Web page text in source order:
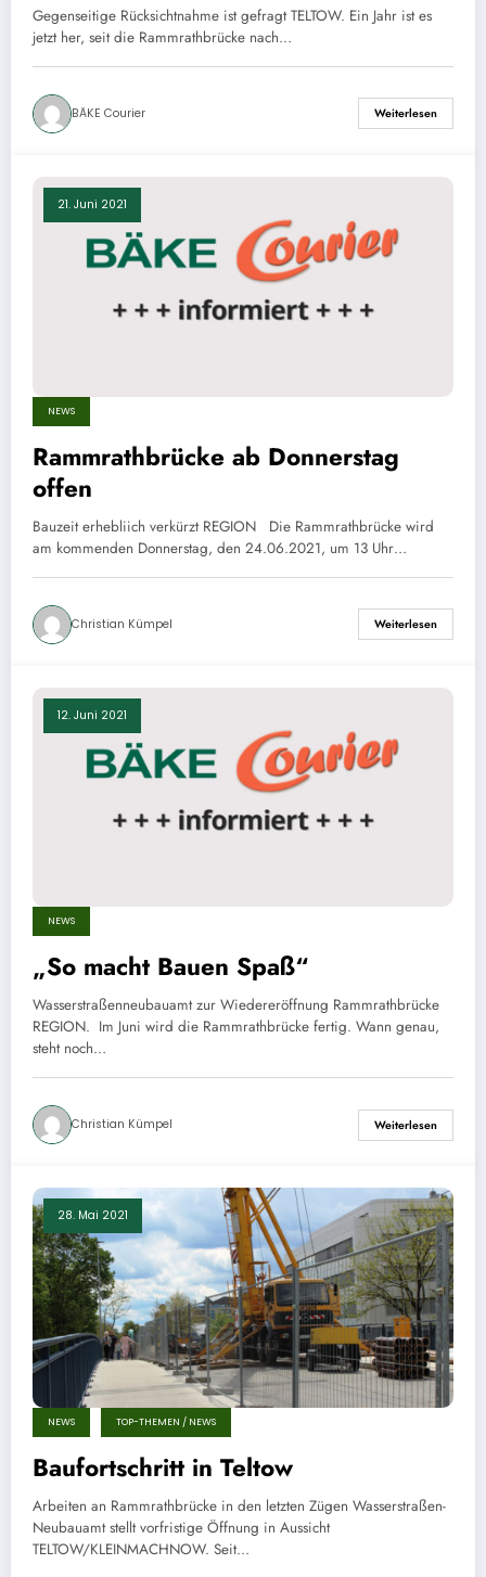
Gegenseitige Rücksichtnahme ist gefragt TELTOW. Ein Jahr ist es
jetzt her, seit die Rammrathbrücke nach…
BÄKE Courier Weiterlesen
21. Juni 2021
NEWS
Rammrathbrücke ab Donnerstag
offen
Bauzeit erhebliich verkürzt REGION Die Rammrathbrücke wird
am kommenden Donnerstag, den 24.06.2021, um 13 Uhr…
Christian Kümpel Weiterlesen
12. Juni 2021
NEWS
„So macht Bauen Spaß“
Wasserstraßenneubauamt zur Wiedereröffnung Rammrathbrücke
REGION. Im Juni wird die Rammrathbrücke fertig. Wann genau,
steht noch…
Christian Kümpel Weiterlesen
28. Mai 2021
NEWS TOP-THEMEN / NEWS
Baufortschritt in Teltow
Arbeiten an Rammrathbrücke in den letzten Zügen Wasserstraßen-
Neubauamt stellt vorfristige Öffnung in Aussicht
TELTOW/KLEINMACHNOW. Seit…